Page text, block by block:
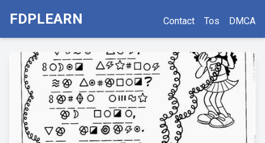
FDPLEARN Contact Tos DMCA